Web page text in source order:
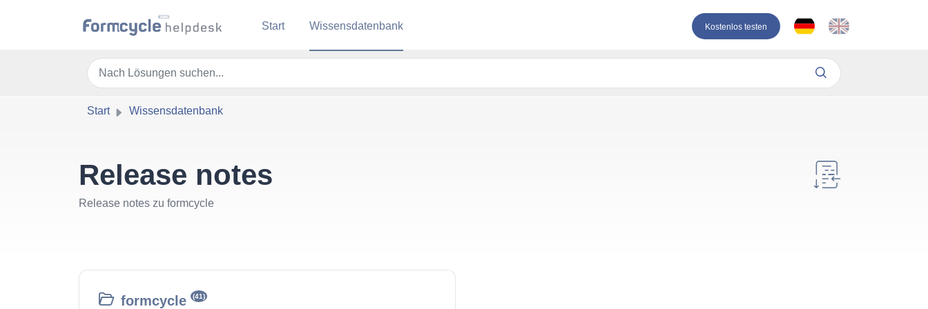
Start
Wissensdatenbank Kostenlos testen
Start Wissensdatenbank
Release notes
Release notes zu formcycle
formcycle (41)